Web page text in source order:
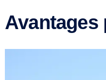
Avantages